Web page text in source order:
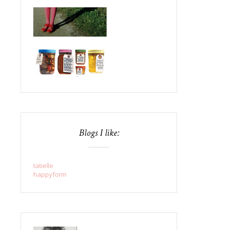
Blogs I like:
tatielle
happyform